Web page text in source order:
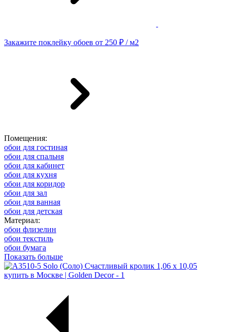
Закажите поклейку обоев от 250 ₽ / м2
Помещения:
обои для гостиная
обои для спальня
обои для кабинет
обои для кухня
обои для коридор
обои для зал
обои для ванная
обои для детская
Материал:
обои флизелин
обои текстиль
обои бумага
Показать больше